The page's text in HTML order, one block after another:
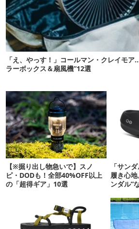
「え、やっす！」コールマン・クレイモ
ラーボックス＆扇風機”12選
【※掘り出し物急いで】スノ
ピ・DODも！全部40%OFF以上
の「超得ギア」10選
「サン
履き心
ンダル”